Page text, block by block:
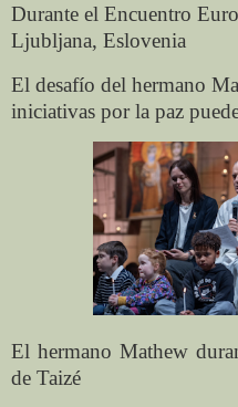
Durante el Encuentro
Ljubljana, Eslovenia
El desafío del hermano
iniciativas por la paz
El hermano Mathew
de Taizé